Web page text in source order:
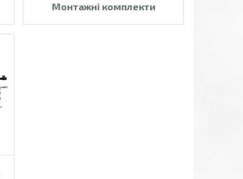
Монтажні комплекти